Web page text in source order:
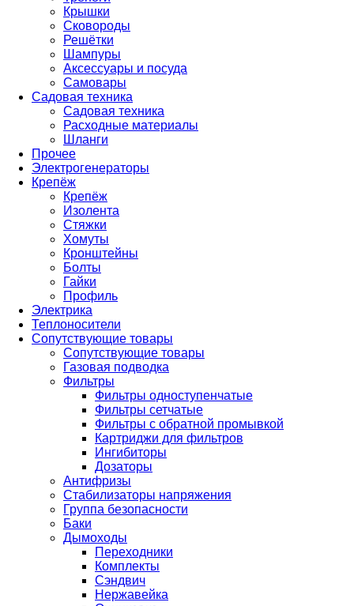
Крышки
Сковороды
Решётки
Шампуры
Аксессуары и посуда
Самовары
Садовая техника
Садовая техника
Расходные материалы
Шланги
Прочее
Электрогенераторы
Крепёж
Крепёж
Изолента
Стяжки
Хомуты
Кронштейны
Болты
Гайки
Профиль
Электрика
Теплоносители
Сопутствующие товары
Сопутствующие товары
Газовая подводка
Фильтры
Фильтры одноступенчатые
Фильтры сетчатые
Фильтры с обратной промывкой
Картриджи для фильтров
Ингибиторы
Дозаторы
Антифризы
Стабилизаторы напряжения
Группа безопасности
Баки
Дымоходы
Переходники
Комплекты
Сэндвич
Нержавейка